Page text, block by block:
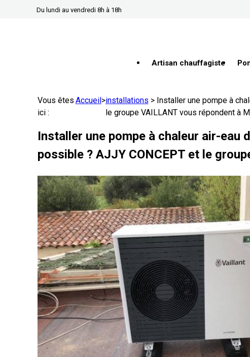
Du lundi au vendredi 8h à 18h
Artisan chauffagiste
Vous êtes
ici :
Accueil>installations > Installer une pompe à
le groupe VAILLANT vous répondent à
Installer une pompe à chaleur air-eau
possible ? AJJY CONCEPT et le
Panneau de gestion des cookies